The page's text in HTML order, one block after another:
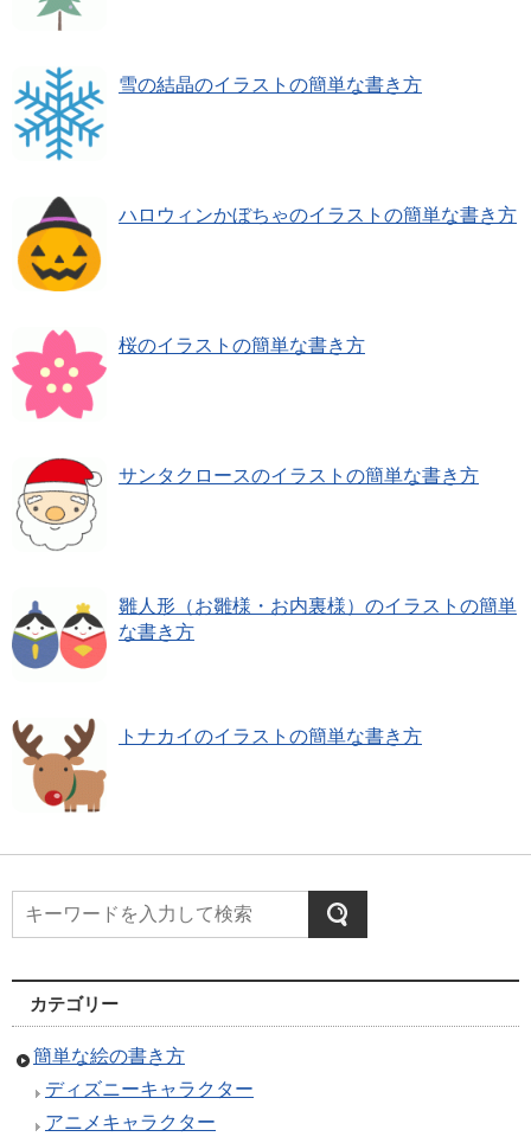
雪の結晶のイラストの簡単な書き方
ハロウィンかぼちゃのイラストの簡単な書き方
桜のイラストの簡単な書き方
サンタクロースのイラストの簡単な書き方
雛人形（お雛様・お内裏様）のイラストの簡単
な書き方
トナカイのイラストの簡単な書き方
カテゴリー
簡単な絵の書き方
ディズニーキャラクター
アニメキャラクター